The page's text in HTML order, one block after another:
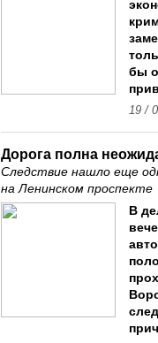
бы
19 /
Дорога полна
Следствие нашло еще
на Ленинском проспекте
В